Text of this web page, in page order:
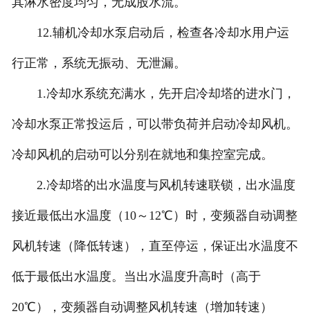
12.辅机冷却水泵启动后，检查各冷却水用户运
行正常，系统无振动、无泄漏。
1.冷却水系统充满水，先开启冷却塔的进水门，
冷却水泵正常投运后，可以带负荷并启动冷却风机。
冷却风机的启动可以分别在就地和集控室完成。
2.冷却塔的出水温度与风机转速联锁，出水温度
接近最低出水温度（10～12℃）时，变频器自动调整
风机转速（降低转速），直至停运，保证出水温度不
低于最低出水温度。当出水温度升高时（高于
20℃），变频器自动调整风机转速（增加转速）